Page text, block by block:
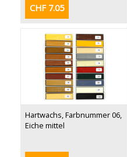
CHF 7.05
Hartwachs, Farbnummer 06,
Eiche mittel